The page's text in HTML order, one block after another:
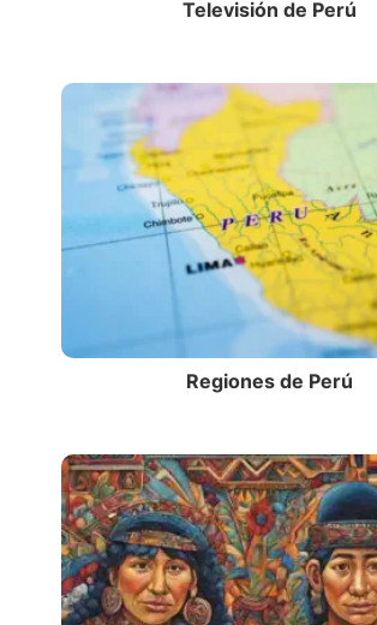
Televisión de Perú
Regiones de Perú